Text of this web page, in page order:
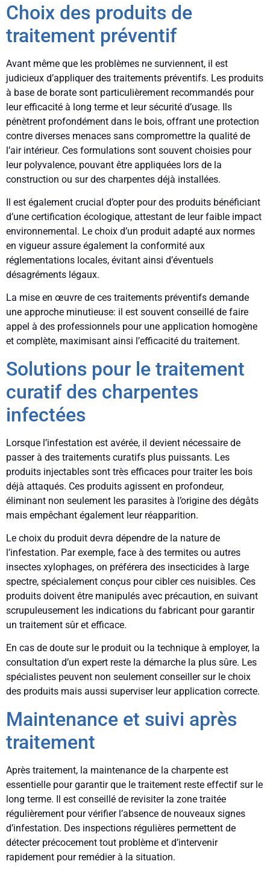
Choix des produits de
traitement préventif
Avant même que les problèmes ne surviennent, il est
judicieux d’appliquer des traitements préventifs. Les produits
à base de borate sont particulièrement recommandés pour
leur efficacité à long terme et leur sécurité d’usage. Ils
pénètrent profondément dans le bois, offrant une protection
contre diverses menaces sans compromettre la qualité de
l’air intérieur. Ces formulations sont souvent choisies pour
leur polyvalence, pouvant être appliquées lors de la
construction ou sur des charpentes déjà installées.
Il est également crucial d’opter pour des produits bénéficiant
d’une certification écologique, attestant de leur faible impact
environnemental. Le choix d’un produit adapté aux normes
en vigueur assure également la conformité aux
réglementations locales, évitant ainsi d’éventuels
désagréments légaux.
La mise en œuvre de ces traitements préventifs demande
une approche minutieuse: il est souvent conseillé de faire
appel à des professionnels pour une application homogène
et complète, maximisant ainsi l’efficacité du traitement.
Solutions pour le traitement
curatif des charpentes
infectées
Lorsque l’infestation est avérée, il devient nécessaire de
passer à des traitements curatifs plus puissants. Les
produits injectables sont très efficaces pour traiter les bois
déjà attaqués. Ces produits agissent en profondeur,
éliminant non seulement les parasites à l’origine des dégâts
mais empêchant également leur réapparition.
Le choix du produit devra dépendre de la nature de
l’infestation. Par exemple, face à des termites ou autres
insectes xylophages, on préférera des insecticides à large
spectre, spécialement conçus pour cibler ces nuisibles. Ces
produits doivent être manipulés avec précaution, en suivant
scrupuleusement les indications du fabricant pour garantir
un traitement sûr et efficace.
En cas de doute sur le produit ou la technique à employer, la
consultation d’un expert reste la démarche la plus sûre. Les
spécialistes peuvent non seulement conseiller sur le choix
des produits mais aussi superviser leur application correcte.
Maintenance et suivi après
traitement
Après traitement, la maintenance de la charpente est
essentielle pour garantir que le traitement reste effectif sur le
long terme. Il est conseillé de revisiter la zone traitée
régulièrement pour vérifier l’absence de nouveaux signes
d’infestation. Des inspections régulières permettent de
détecter précocement tout problème et d’intervenir
rapidement pour remédier à la situation.